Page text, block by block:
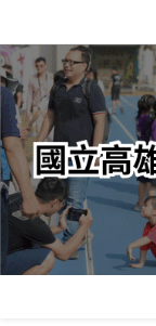
轉
至
主
內
容